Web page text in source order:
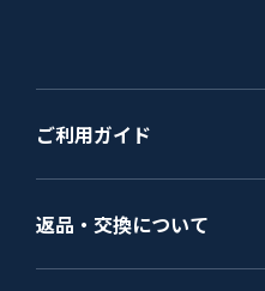
ご利用ガイド
返品・交換について